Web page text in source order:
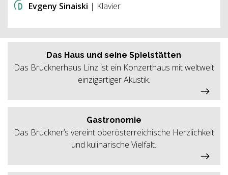
Evgeny Sinaiski | Klavier
Das Haus und seine Spielstätten
Das Brucknerhaus Linz ist ein Konzerthaus mit weltweit
einzigartiger Akustik.
Gastronomie
Das Bruckner’s vereint oberösterreichische Herzlichkeit
und kulinarische Vielfalt.